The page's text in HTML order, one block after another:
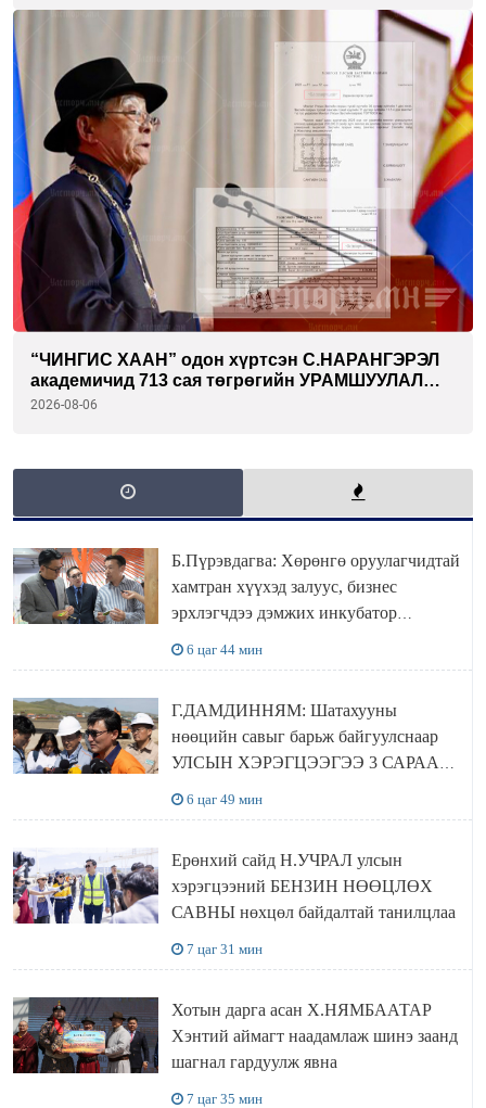
“ЧИНГИС ХААН” одон хүртсэн С.НАРАНГЭРЭЛ
академичид 713 сая төгрөгийн УРАМШУУЛАЛ
олгожээ
2026-08-06
Б.Пүрэвдагва: Хөрөнгө оруулагчидтай
хамтран хүүхэд залуус, бизнес
эрхлэгчдээ дэмжих инкубатор
6 цаг 44 мин
Г.ДАМДИННЯМ: Шатахууны
нөөцийн савыг барьж байгуулснаар
УЛСЫН ХЭРЭГЦЭЭГЭЭ 3 САРААР
6 цаг 49 мин
Ерөнхий сайд Н.УЧРАЛ улсын
хэрэгцээний БЕНЗИН НӨӨЦЛӨХ
САВНЫ нөхцөл байдалтай танилцлаа
7 цаг 31 мин
Хотын дарга асан Х.НЯМБААТАР
Хэнтий аймагт наадамлаж шинэ заанд
шагнал гардуулж явна
7 цаг 35 мин